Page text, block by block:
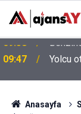
09:47 Yolcu
Anasayfa